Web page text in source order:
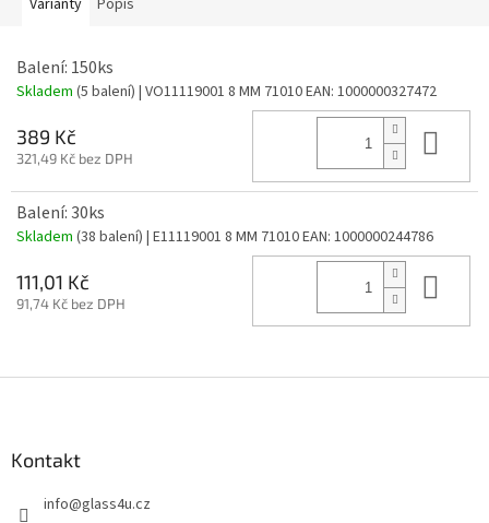
Varianty Popis
Balení: 150ks
Skladem (5 balení) | VO11119001 8 MM 71010EAN: 1000000327472
389 Kč
321,49 Kč bez DPH
Balení: 30ks
Skladem (38 balení) | E11119001 8 MM 71010EAN: 1000000244786
111,01 Kč
91,74 Kč bez DPH
Kontakt
info@glass4u.cz